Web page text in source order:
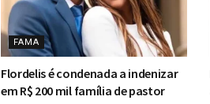
FAMA
Flordelis é condenada a indenizar
em R$ 200 mil família de pastor